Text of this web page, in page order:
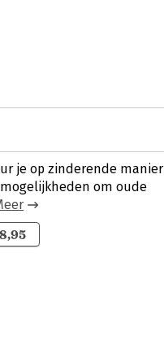
je op zinderende manier
om oude